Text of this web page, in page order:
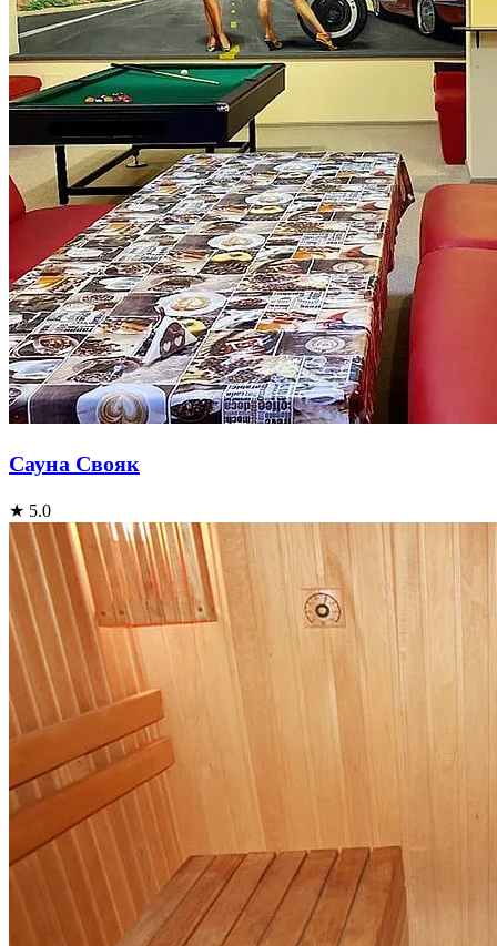
Сауна Свояк
★ 5.0